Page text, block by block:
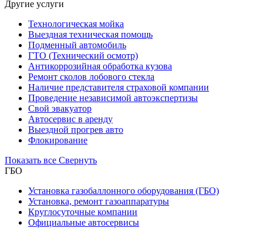
Другие услуги
Технологическая мойка
Выездная техническая помощь
Подменный автомобиль
ГТО (Технический осмотр)
Антикоррозийная обработка кузова
Ремонт сколов лобового стекла
Наличие представителя страховой компании
Проведение независимой автоэкспертизы
Свой эвакуатор
Автосервис в аренду
Выездной прогрев авто
Флокирование
Показать все Свернуть
ГБО
Установка газобаллонного оборудования (ГБО)
Установка, ремонт газоаппаратуры
Круглосуточные компании
Официальные автосервисы